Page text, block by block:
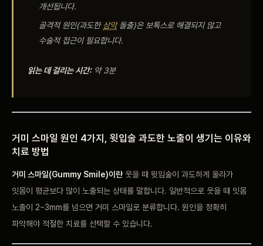
회원가입 / 로그인
개선됩니다.
골격적 원인(과도한 상악돌출)은 보톡스로 해결되지 않고
수술적 접근이 필요합니다.
읽는 데 걸리는 시간:약 3분
거미 스마일 원인 4가지, 윗입술 과도한 노출이 생기는 이유와
치료 방법
거미 스마일(Gummy Smile)이란웃을 때 윗입술이 과도하게 올라가
잇몸이 평균보다 많이 노출되는 상태를 말합니다. 일반적으로 웃을 때 잇몸
노출이 2~3mm를 넘으면 거미 스마일로 분류합니다. 원인을 정확히
파악해야 적절한 치료를 선택할 수 있습니다.